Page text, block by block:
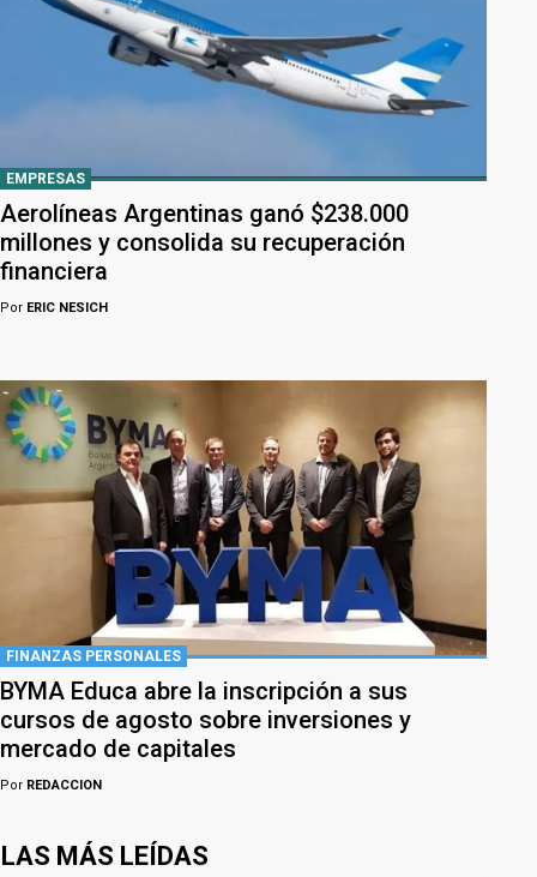
EMPRESAS
Aerolíneas Argentinas ganó $238.000
millones y consolida su recuperación
financiera
Por ERIC NESICH
FINANZAS PERSONALES
BYMA Educa abre la inscripción a sus
cursos de agosto sobre inversiones y
mercado de capitales
Por REDACCION
LAS MÁS LEÍDAS